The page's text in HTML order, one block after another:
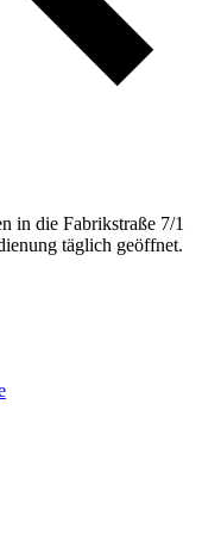
in die Fabrikstraße 7/1
täglich geöffnet.